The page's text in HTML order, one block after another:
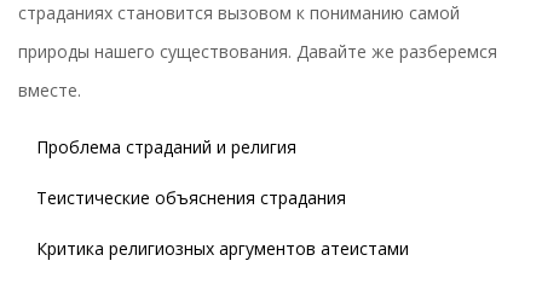
страданиях становится вызовом к пониманию самой
природы нашего существования. Давайте же разберемся
вместе.
Проблема страданий и религия
Теистические объяснения страдания
Критика религиозных аргументов атеистами